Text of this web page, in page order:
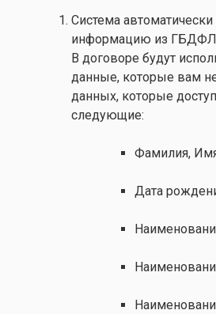
Система автоматически
информацию из ГБДФЛ
В договоре будут
данные, которые вам
данных, которые
следующие:
Фамилия,
Дата